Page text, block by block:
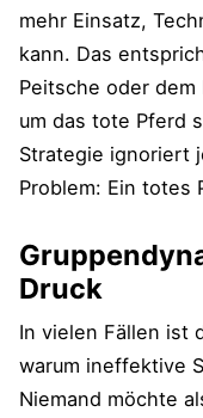
mehr Einsatz,
kann. Das
Peitsche oder
um das tote Pferd
Strategie ignoriert
Problem: Ein totes
Druck
In vielen Fällen ist
warum ineffektive
Niemand möchte